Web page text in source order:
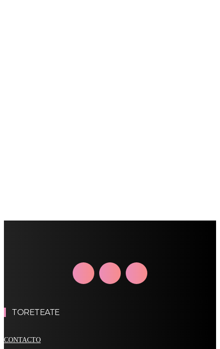
TORETEATE
CONTACTO